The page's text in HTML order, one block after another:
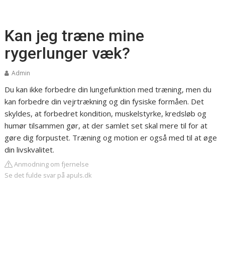
Kan jeg træne mine
rygerlunger væk?
Admin
Du kan ikke forbedre din lungefunktion med træning, men du
kan forbedre din vejrtrækning og din fysiske formåen. Det
skyldes, at forbedret kondition, muskelstyrke, kredsløb og
humør tilsammen gør, at der samlet set skal mere til for at
gøre dig forpustet. Træning og motion er også med til at øge
din livskvalitet.
Anmodning om fjernelse
Se det fulde svar på apuls.dk